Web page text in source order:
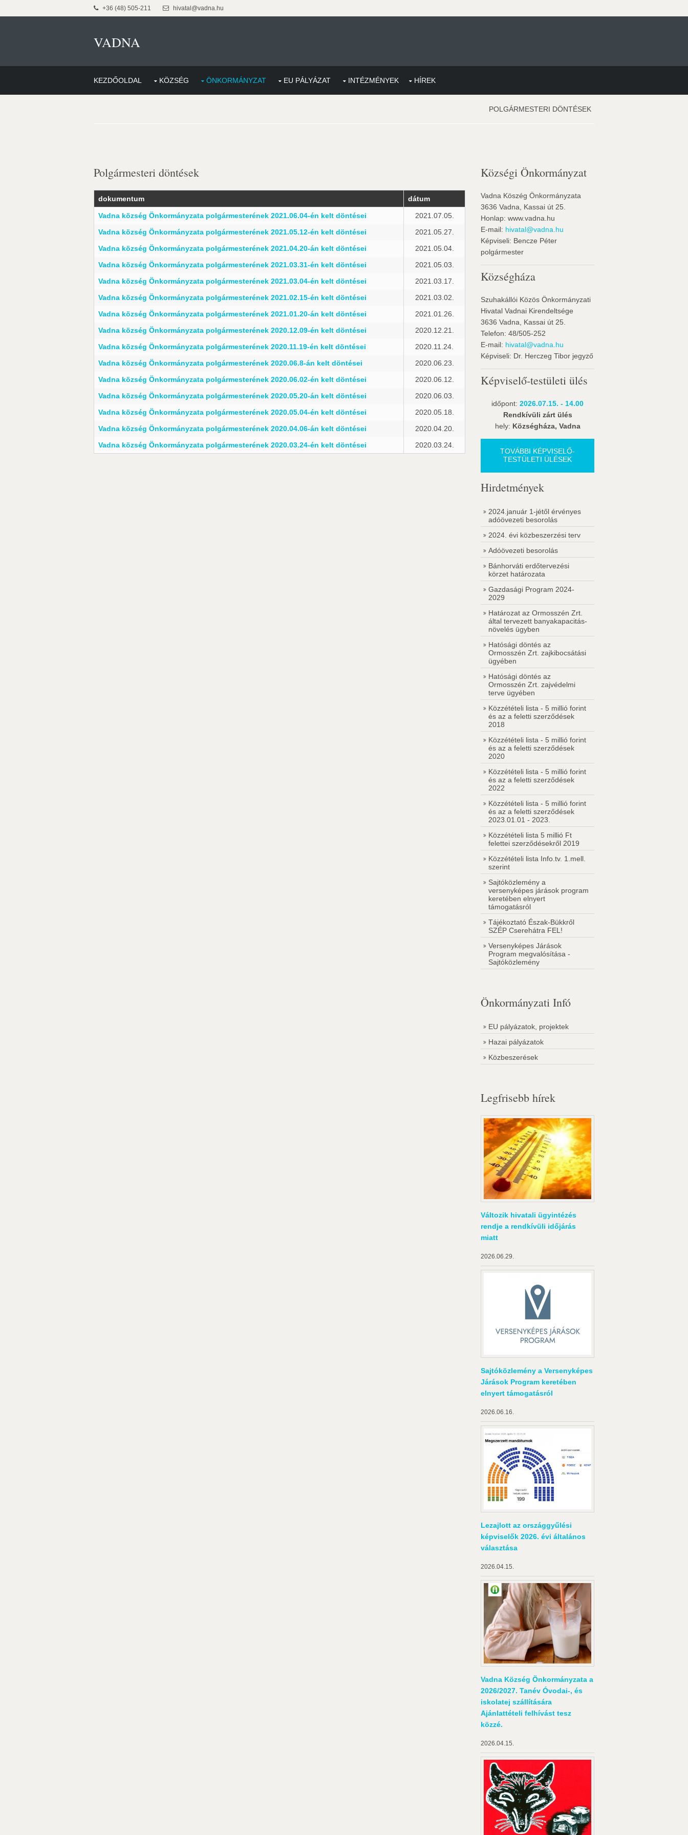
+36 (48) 505-211 hivatal@vadna.hu
VADNA
KEZDŐOLDAL KÖZSÉG ÖNKORMÁNYZAT EU PÁLYÁZAT INTÉZMÉNYEK HÍREK
POLGÁRMESTERI DÖNTÉSEK
Polgármesteri döntések
dokumentum dátum
Vadna község Önkormányzata polgármesterének 2021.06.04-én kelt döntései
2021.07.05.
Vadna község Önkormányzata polgármesterének 2021.05.12-én kelt döntései
2021.05.27.
Vadna község Önkormányzata polgármesterének 2021.04.20-án kelt döntései
2021.05.04.
Vadna község Önkormányzata polgármesterének 2021.03.31-én kelt döntései
2021.05.03.
Vadna község Önkormányzata polgármesterének 2021.03.04-én kelt döntései
2021.03.17.
Vadna község Önkormányzata polgármesterének 2021.02.15-én kelt döntései
2021.03.02.
Vadna község Önkormányzata polgármesterének 2021.01.20-án kelt döntései
2021.01.26.
Vadna község Önkormányzata polgármesterének 2020.12.09-én kelt döntései
2020.12.21.
Vadna község Önkormányzata polgármesterének 2020.11.19-én kelt döntései
2020.11.24.
Vadna község Önkormányzata polgármesterének 2020.06.8-án kelt döntései
2020.06.23.
Vadna község Önkormányzata polgármesterének 2020.06.02-én kelt döntései
2020.06.12.
Vadna község Önkormányzata polgármesterének 2020.05.20-án kelt döntései
2020.06.03.
Vadna község Önkormányzata polgármesterének 2020.05.04-én kelt döntései
2020.05.18.
Vadna község Önkormányzata polgármesterének 2020.04.06-án kelt döntései
2020.04.20.
Vadna község Önkormányzata polgármesterének 2020.03.24-én kelt döntései
2020.03.24.
Községi Önkormányzat
Vadna Köszég Önkormányzata
3636 Vadna, Kassai út 25.
Honlap: www.vadna.hu
E-mail: hivatal@vadna.hu
Képviseli: Bencze Péter
polgármester
Községháza
Szuhakállói Közös Önkormányzati
Hivatal Vadnai Kirendeltsége
3636 Vadna, Kassai út 25.
Telefon: 48/505-252
E-mail: hivatal@vadna.hu
Képviseli: Dr. Herczeg Tibor jegyző
Képviselő-testületi ülés
időpont: 2026.07.15. - 14.00
Rendkívüli zárt ülés
hely: Községháza, Vadna
TOVÁBBI KÉPVISELŐ-
TESTÜLETI ÜLÉSEK
Hirdetmények
2024.január 1-jétől érvényes
adóövezeti besorolás
2024. évi közbeszerzési terv
Adóövezeti besorolás
Bánhorváti erdőtervezési
körzet határozata
Gazdasági Program 2024-
2029
Határozat az Ormosszén Zrt.
által tervezett banyakapacitás-
növelés ügyben
Hatósági döntés az
Ormosszén Zrt. zajkibocsátási
ügyében
Hatósági döntés az
Ormosszén Zrt. zajvédelmi
terve ügyében
Közzétételi lista - 5 millió forint
és az a feletti szerződések
2018
Közzétételi lista - 5 millió forint
és az a feletti szerződések
2020
Közzétételi lista - 5 millió forint
és az a feletti szerződések
2022
Közzétételi lista - 5 millió forint
és az a feletti szerződések
2023.01.01 - 2023.
Közzétételi lista 5 millió Ft
felettei szerződésekről 2019
Közzétételi lista Info.tv. 1.mell.
szerint
Sajtóközlemény a
versenyképes járások program
keretében elnyert
támogatásról
Tájékoztató Észak-Bükkről
SZÉP Cserehátra FEL!
Versenyképes Járások
Program megvalósítása -
Sajtóközlemény
Önkormányzati Infó
EU pályázatok, projektek
Hazai pályázatok
Közbeszerések
Legfrisebb hírek
Változik hivatali ügyintézés
rendje a rendkívüli időjárás
miatt
2026.06.29.
Sajtóközlemény a Versenyképes
Járások Program keretében
elnyert támogatásról
2026.06.16.
Lezajlott az országgyűlési
képviselők 2026. évi általános
választása
2026.04.15.
Vadna Község Önkormányzata a
2026/2027. Tanév Óvodai-, és
iskolatej szállítására
Ajánlattételi felhívást tesz
közzé.
2026.04.15.